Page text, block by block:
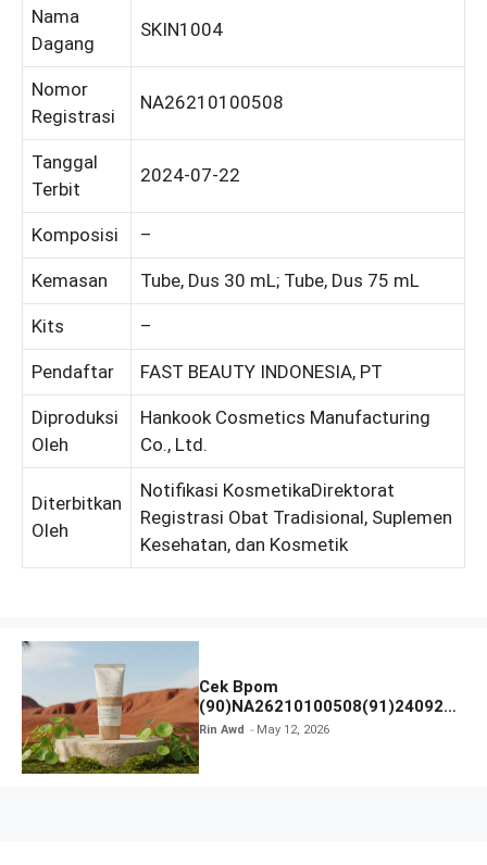
Nama
Dagang
SKIN1004
Nomor
Registrasi
NA26210100508
Tanggal
Terbit
2024-07-22
Komposisi –
Kemasan Tube, Dus 30 mL; Tube, Dus 75 mL
Kits –
Pendaftar FAST BEAUTY INDONESIA, PT
Diproduksi
Oleh
Hankook Cosmetics Manufacturing
Co., Ltd.
Diterbitkan
Oleh
Notifikasi KosmetikaDirektorat
Registrasi Obat Tradisional, Suplemen
Kesehatan, dan Kosmetik
Cek Bpom
(90)NA26210100508(91)240926
SKIN1004 Madagascar Centella
Rin Awd May 12, 2026